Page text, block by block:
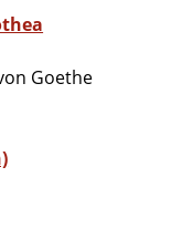
Goethe